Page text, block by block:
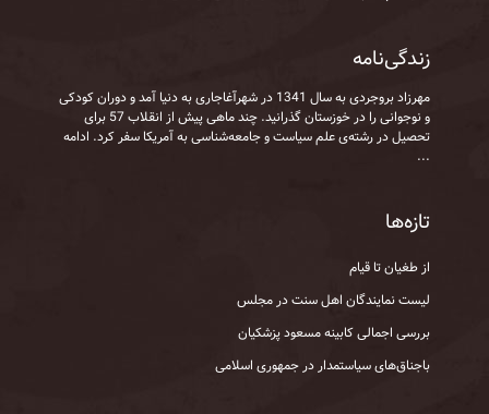
زندگی‌نامه
مهرزاد بروجردی به‌ سال 1341 در شهرآغاجاری به‌ دنیا آمد و دوران کودکی
و نوجوانی را در خوزستان گذرانید. چند ماهی پیش از انقلاب 57 برای
تحصیل در رشته‌ی علم سیاست و جامعه‌شناسی به آمریکا سفر کرد. ادامه
...
تازه‌ها
از طغیان تا قیام
لیست نمایندگان اهل سنت در مجلس
بررسی اجمالی کابینه مسعود پزشکیان
باجناق‌های سیاستمدار در جمهوری اسلامی